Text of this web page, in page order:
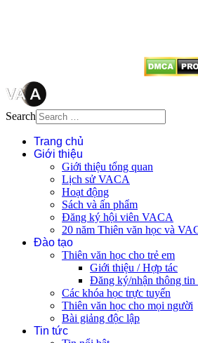
Search
Trang chủ
Giới thiệu
Giới thiệu tổng quan
Lịch sử VACA
Hoạt động
Sách và ấn phẩm
Đăng ký hội viên VACA
20 năm Thiên văn học và
Đào tạo
Thiên văn học cho trẻ em
Giới thiệu / Hợp tác
Đăng ký/nhận thông tin
Các khóa học trực tuyến
Thiên văn học cho mọi người
Bài giảng độc lập
Tin tức